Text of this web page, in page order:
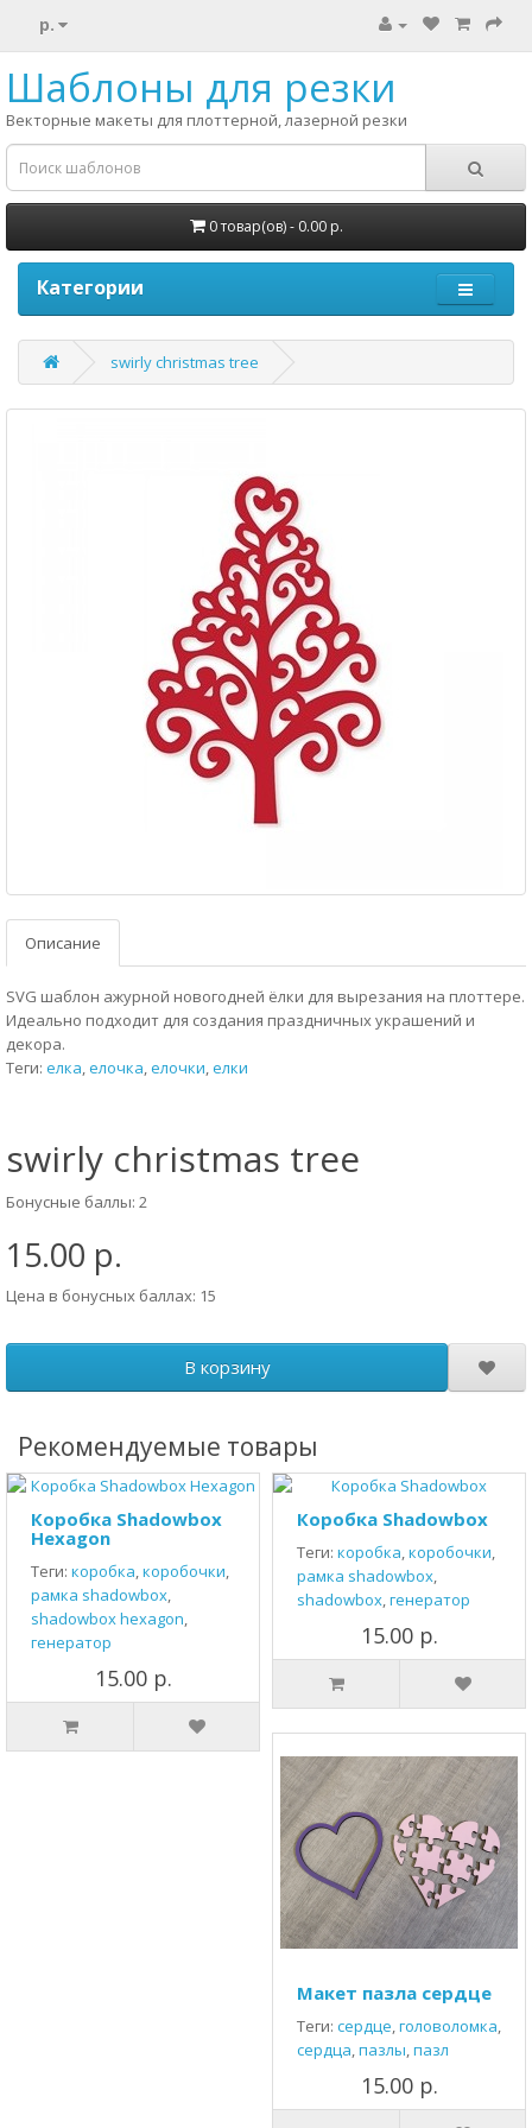
р.
Шаблоны для резки
Векторные макеты для плоттерной, лазерной резки
0 товар(ов) - 0.00 р.
Категории
swirly christmas tree
Описание
SVG шаблон ажурной новогодней ёлки для вырезания на плоттере.
Идеально подходит для создания праздничных украшений и
декора.
Теги: елка,елочка,елочки,елки
swirly christmas tree
Бонусные баллы: 2
15.00 р.
Цена в бонусных баллах: 15
В корзину
Рекомендуемые товары
Коробка Shadowbox
Hexagon
Теги: коробка,коробочки,
рамка shadowbox,
shadowbox hexagon,
генератор
15.00 р.
Коробка Shadowbox
Теги: коробка,коробочки,
рамка shadowbox,
shadowbox,генератор
15.00 р.
Макет пазла сердце
Теги: сердце,головоломка,
сердца,пазлы,пазл
15.00 р.